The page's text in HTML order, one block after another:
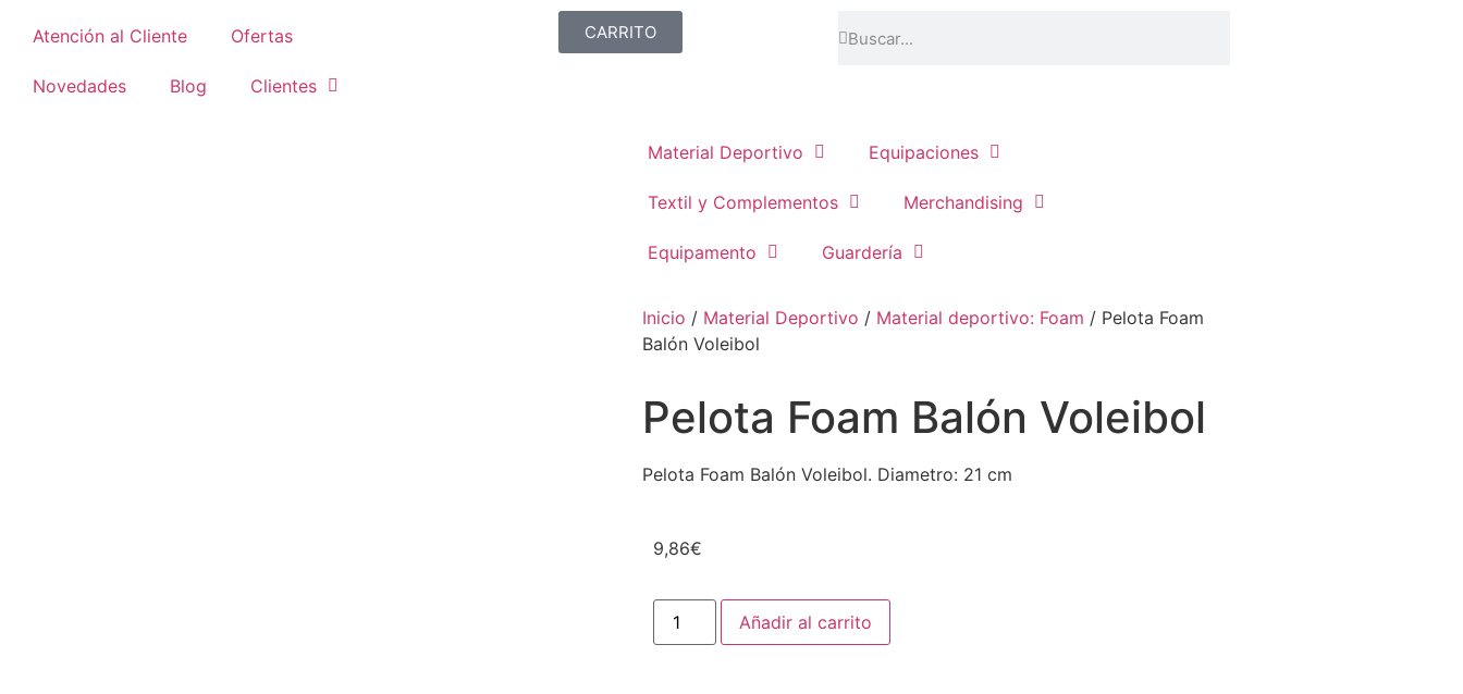
Atención al Cliente Ofertas
Novedades Blog Clientes
CARRITO
Material Deportivo Equipaciones
Textil y Complementos Merchandising
Equipamento Guardería
Inicio / Material Deportivo / Material deportivo: Foam / Pelota Foam
Balón Voleibol
Pelota Foam Balón Voleibol
Pelota Foam Balón Voleibol. Diametro: 21 cm
9,86€
Añadir al carrito